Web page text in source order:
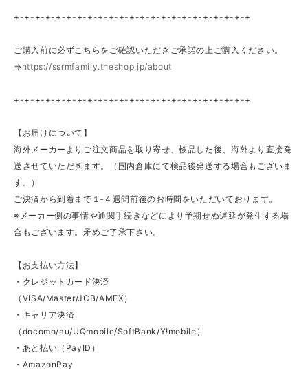
+-+-+-+-+-+-+-+-+-+-+-+-+-+-+-+-+-+-+-+-+-+-+
ご購入前に必ずこちらをご確認いただきご承諾の上ご購入ください。
⇒ https://ssrmfamily.theshop.jp/about
+-+-+-+-+-+-+-+-+-+-+-+-+-+-+-+-+-+-+-+-+-+-+
【お届けについて】
海外メーカーよりご注文商品を取り寄せ、検品した後、海外より直接発
送させていただきます。（国内倉庫にて検品後発送する場合もございま
す。）
ご決済から到着まで１‐４週間前後のお時間をいただいております。
※メーカー側の事情や通関手続きなどにより予期せぬ遅延が発生する場
合もございます。矛めご了承下さい。
【お支払い方法】
・クレジットカード決済
（VISA/Master/JCB/AMEX）
・キャリア決済
（docomo/au/UQmobile/SoftBank/Y!mobile）
・あと払い（PayID）
・AmazonPay